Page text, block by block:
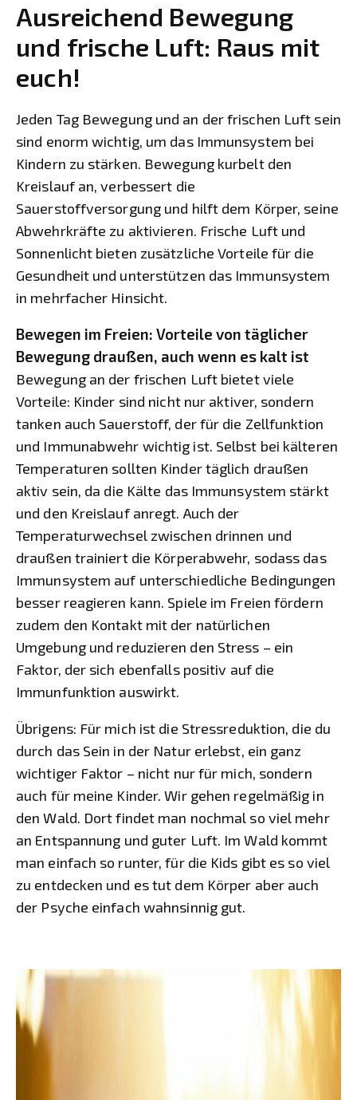
Ausreichend Bewegung
und frische Luft: Raus mit
euch!
Jeden Tag Bewegung und an der frischen Luft sein
sind enorm wichtig, um das Immunsystem bei
Kindern zu stärken. Bewegung kurbelt den
Kreislauf an, verbessert die
Sauerstoffversorgung und hilft dem Körper, seine
Abwehrkräfte zu aktivieren. Frische Luft und
Sonnenlicht bieten zusätzliche Vorteile für die
Gesundheit und unterstützen das Immunsystem
in mehrfacher Hinsicht.
Bewegen im Freien: Vorteile von täglicher
Bewegung draußen, auch wenn es kalt ist
Bewegung an der frischen Luft bietet viele
Vorteile: Kinder sind nicht nur aktiver, sondern
tanken auch Sauerstoff, der für die Zellfunktion
und Immunabwehr wichtig ist. Selbst bei kälteren
Temperaturen sollten Kinder täglich draußen
aktiv sein, da die Kälte das Immunsystem stärkt
und den Kreislauf anregt. Auch der
Temperaturwechsel zwischen drinnen und
draußen trainiert die Körperabwehr, sodass das
Immunsystem auf unterschiedliche Bedingungen
besser reagieren kann. Spiele im Freien fördern
zudem den Kontakt mit der natürlichen
Umgebung und reduzieren den Stress – ein
Faktor, der sich ebenfalls positiv auf die
Immunfunktion auswirkt.
Übrigens: Für mich ist die Stressreduktion, die du
durch das Sein in der Natur erlebst, ein ganz
wichtiger Faktor – nicht nur für mich, sondern
auch für meine Kinder. Wir gehen regelmäßig in
den Wald. Dort findet man nochmal so viel mehr
an Entspannung und guter Luft. Im Wald kommt
man einfach so runter, für die Kids gibt es so viel
zu entdecken und es tut dem Körper aber auch
der Psyche einfach wahnsinnig gut.